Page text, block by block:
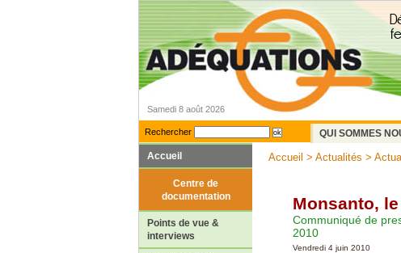
Samedi 8 août 2026
Rechercher QUI SOMMES
Accueil
Centre de
documentation
Points de vue &
interviews
Accueil > Actualités >
Monsanto,
Communiqué de
2010
Vendredi 4 juin 2010